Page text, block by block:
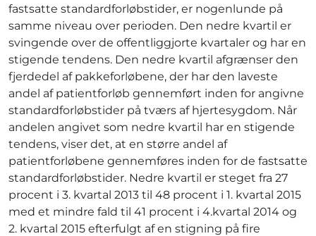
fastsatte standardforløbstider, er nogenlunde på
samme niveau over perioden. Den nedre kvartil er
svingende over de offentliggjorte kvartaler og har en
stigende tendens. Den nedre kvartil afgrænser den
fjerdedel af pakkeforløbene, der har den laveste
andel af patientforløb gennemført inden for angivne
standardforløbstider på tværs af hjertesygdom. Når
andelen angivet som nedre kvartil har en stigende
tendens, viser det, at en større andel af
patientforløbene gennemføres inden for de fastsatte
standardforløbstider. Nedre kvartil er steget fra 27
procent i 3. kvartal 2013 til 48 procent i 1. kvartal 2015
med et mindre fald til 41 procent i 4.kvartal 2014 og
2. kvartal 2015 efterfulgt af en stigning på fire